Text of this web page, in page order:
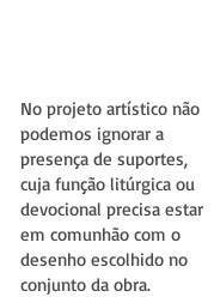
No projeto artístico não
podemos ignorar a
presença de suportes,
cuja função litúrgica ou
devocional precisa estar
em comunhão com o
desenho escolhido no
conjunto da obra.